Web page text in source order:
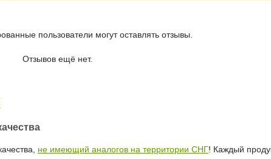
пользователи могут оставлять отзывы.
Отзывов ещё нет.
не имеющий аналогов на территории СНГ! Каждый